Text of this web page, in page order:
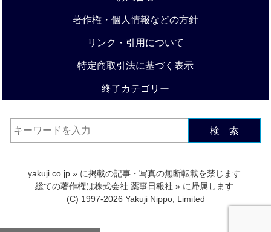
著作権・個人情報などの方針
リンク・引用について
特定商取引法に基づく表示
終了カテゴリー
検 索
yakuji.co.jp » に掲載の記事・写真の無断転載を禁じます.
総ての著作権は株式会社 薬事日報社 » に帰属します.
(C) 1997-2026 Yakuji Nippo, Limited